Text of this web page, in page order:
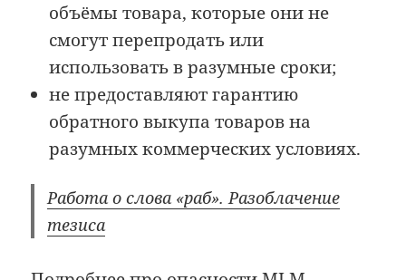
объёмы товара, которые они не
смогут перепродать или
использовать в разумные сроки;
не предоставляют гарантию
обратного выкупа товаров на
разумных коммерческих условиях.
Работа о слова «раб». Разоблачение
тезиса